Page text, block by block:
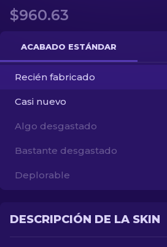
Guantes
Otro
$960.63
ACABADO ESTÁNDAR
Recién fabricado
Casi nuevo
Algo desgastado
Bastante desgastado
Deplorable
DESCRIPCIÓN DE LA SKIN